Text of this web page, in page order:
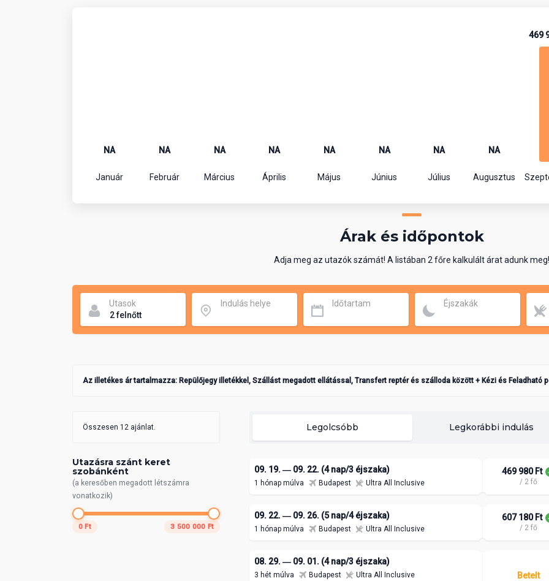
NA
Január
NA
Február
NA
Március
NA
Április
NA
Május
NA
Június
NA
Július
NA
Augusztus
469
Árak és időpontok
Adja meg az utazók számát! A listában 2 főre kalkulált árat adunk meg!
Utasok Indulás helye Időtartam Éjszakák
Az illetékes ár tartalmazza: Repülőjegy illetékkel, Szállást megadott ellátással, Transfert reptér és szálloda között + Kézi és Feladható
Összesen 12 ajánlat.
Utazásra szánt keret
szobánként
(a keresőben megadott létszámra
vonatkozik)
0 Ft 3 500 000 Ft
Legolcsóbb Legkorábbi indulás
09. 19. ― 09. 22. (4 nap/3 éjszaka)
1 hónap múlva Budapest Ultra All Inclusive
469 980 Ft
/ 2 fő
09. 22. ― 09. 26. (5 nap/4 éjszaka)
1 hónap múlva Budapest Ultra All Inclusive
607 180 Ft
/ 2 fő
08. 29. ― 09. 01. (4 nap/3 éjszaka)
3 hét múlva Budapest Ultra All Inclusive Betelt